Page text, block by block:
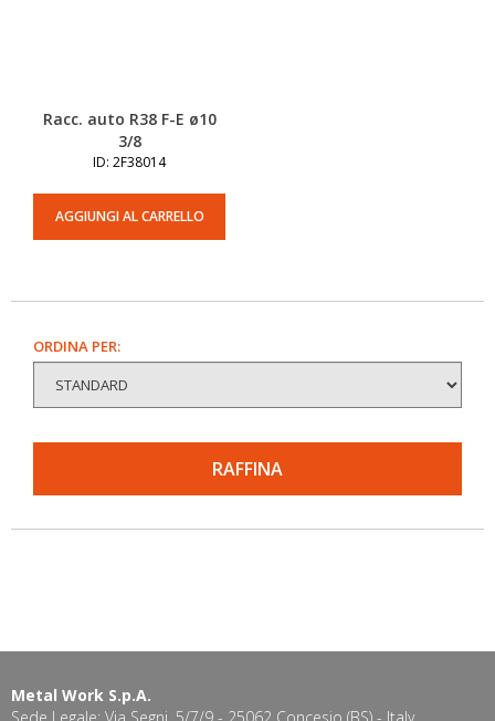
Racc. auto R38 F-E ø10
3/8
ID: 2F38014
AGGIUNGI AL CARRELLO
ORDINA PER:
RAFFINA
Metal Work S.p.A.